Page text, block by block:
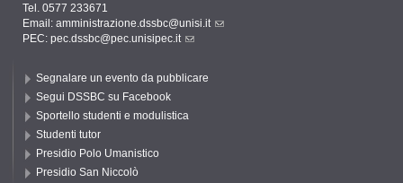
Tel. 0577 233671
Email: amministrazione.dssbc@unisi.it
PEC: pec.dssbc@pec.unisipec.it
Segnalare un evento da pubblicare
Segui DSSBC su Facebook
Sportello studenti e modulistica
Studenti tutor
Presidio Polo Umanistico
Presidio San Niccolò